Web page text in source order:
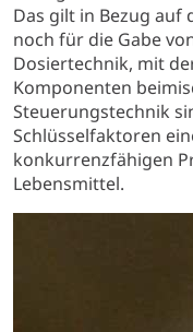
Das gilt in Bezug auf
noch für die Gabe
Dosiertechnik, mit
Komponenten
Steuerungstechnik
Schlüsselfaktoren
konkurrenzfähigen
Lebensmittel.